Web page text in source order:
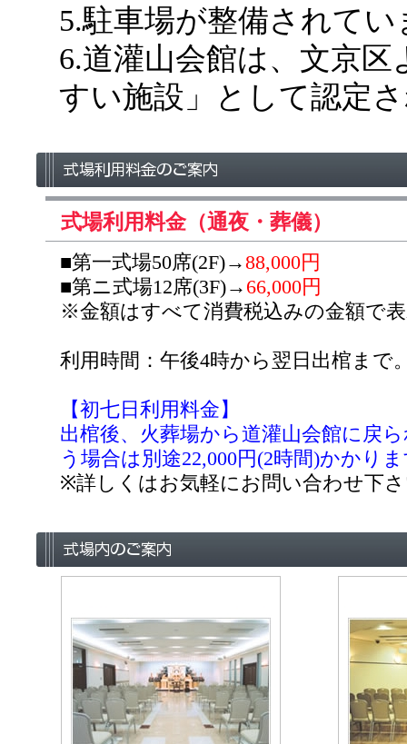
5.駐車場が整備されて
6.道灌山会館は、文京
すい施設」として認定
式場利用料金（通夜・葬儀）
■第一式場50席(2F)→88,000円
■第ニ式場12席(3F)→ 66,000円
※金額はすべて消費税込みの金額で
利用時間：午後4時から翌日出棺まで
【初七日利用料金】
出棺後、火葬場から道灌山会館に戻
う場合は別途22,000円(2時間)かかり
※詳しくはお気軽にお問い合わせ下